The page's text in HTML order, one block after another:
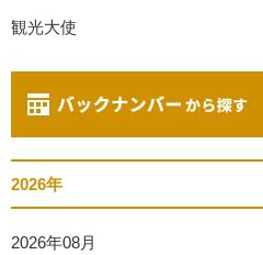
観光大使
2026年
2026年08月